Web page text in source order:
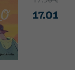
17.01 €